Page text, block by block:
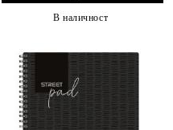
В наличност